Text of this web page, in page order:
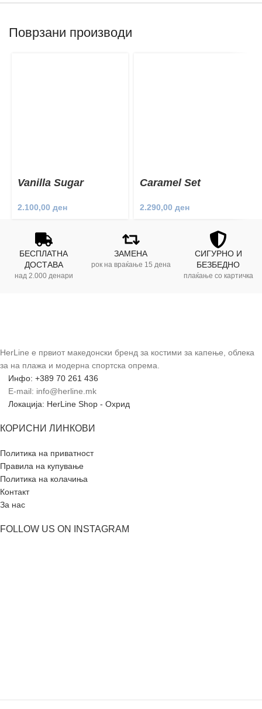
Поврзани производи
Vanilla Sugar
2.100,00 ден
Caramel Set
2.290,00 ден
БЕСПЛАТНА
ДОСТАВА
над 2.000 денари
ЗАМЕНА
рок на враќање 15 дена
СИГУРНО И
БЕЗБЕДНО
плаќање со картичка
HerLine е првиот македонски бренд за костими за капење, облека
за на плажа и модерна спортска опрема.
Инфо: +389 70 261 436
E-mail: info@herline.mk
Локација: HerLine Shop - Охрид
КОРИСНИ ЛИНКОВИ
Политика на приватност
Правила на купување
Политика на колачиња
Контакт
За нас
FOLLOW US ON INSTAGRAM